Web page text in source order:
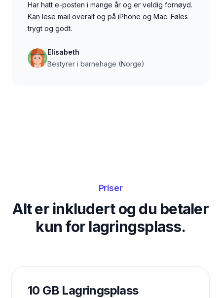
Har hatt e-posten i mange år og er veldig fornøyd.
Kan lese mail overalt og på iPhone og Mac. Føles
trygt og godt.
Elisabeth
Bestyrer i barnehage (Norge)
Priser
Alt er inkludert og du betaler
kun for lagringsplass.
10 GB Lagringsplass